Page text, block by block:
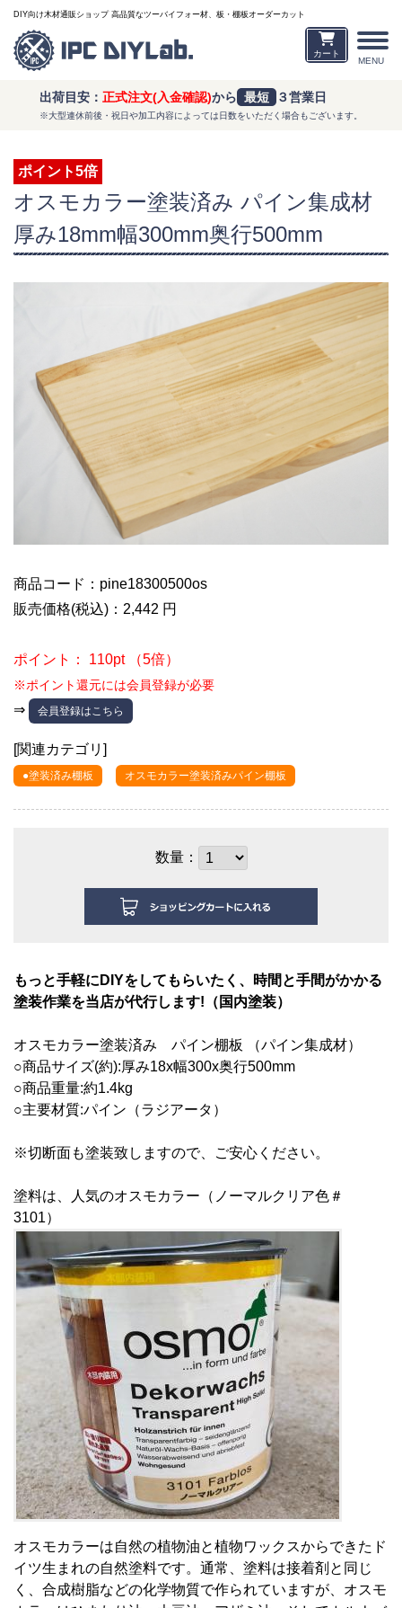
MENU
DIY向け木材通販ショップ 高品質なツーバイフォー材、板・棚板オーダーカット
カート
出荷目安： 正式注文(入金確認)から 最短 ３営業日
※大型連休前後・祝日や加工内容によっては日数をいただく場合もございます。
ポイント5倍
オスモカラー塗装済み パイン集成材
厚み18mm幅300mm奥行500mm
商品コード：pine18300500os
販売価格(税込)：2,442 円
ポイント： 110pt （5倍）
※ポイント還元には会員登録が必要
⇒ 会員登録はこちら
[関連カテゴリ]
●塗装済み棚板 オスモカラー塗装済みパイン棚板
数量：
もっと手軽にDIYをしてもらいたく、時間と手間がかかる
塗装作業を当店が代行します!（国内塗装）
オスモカラー塗装済み パイン棚板 （パイン集成材）
○商品サイズ(約):厚み18x幅300x奥行500mm
○商品重量:約1.4kg
○主要材質:パイン（ラジアータ）
※切断面も塗装致しますので、ご安心ください。
塗料は、人気のオスモカラー（ノーマルクリア色＃
3101）
オスモカラーは自然の植物油と植物ワックスからできたド
イツ生まれの自然塗料です。通常、塗料は接着剤と同じ
く、合成樹脂などの化学物質で作られていますが、オスモ